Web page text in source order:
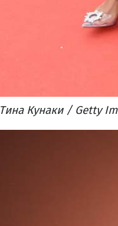
Тина Кунаки / Getty